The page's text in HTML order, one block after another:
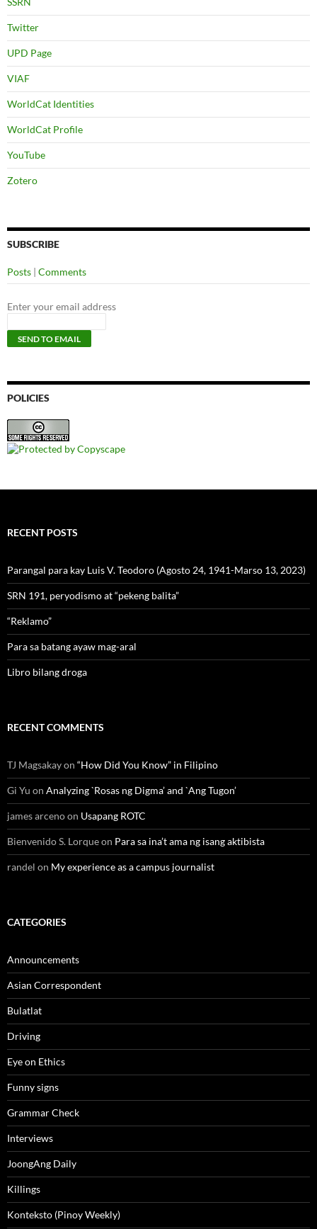
Twitter
UPD Page
VIAF
WorldCat Identities
WorldCat Profile
YouTube
Zotero
SUBSCRIBE
Posts | Comments
Enter your email address
POLICIES
RECENT POSTS
Parangal para kay Luis V. Teodoro (Agosto 24, 1941-Marso 13, 2023)
SRN 191, peryodismo at “pekeng balita”
“Reklamo”
Para sa batang ayaw mag-aral
Libro bilang droga
RECENT COMMENTS
TJ Magsakayon “How Did You Know” in Filipino
Gi Yu on Analyzing `Rosas ng Digma’ and `Ang Tugon’
james arcenoon Usapang ROTC
Bienvenido S. Lorqueon Para sa ina’t ama ng isang aktibista
randel on My experience as a campus journalist
CATEGORIES
Announcements
Asian Correspondent
Bulatlat
Driving
Eye on Ethics
Funny signs
Grammar Check
Interviews
JoongAng Daily
Killings
Konteksto (Pinoy Weekly)